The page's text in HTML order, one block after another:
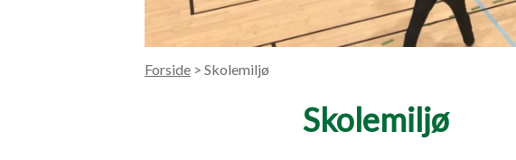
Forside > Skolemiljø
Skolemiljø